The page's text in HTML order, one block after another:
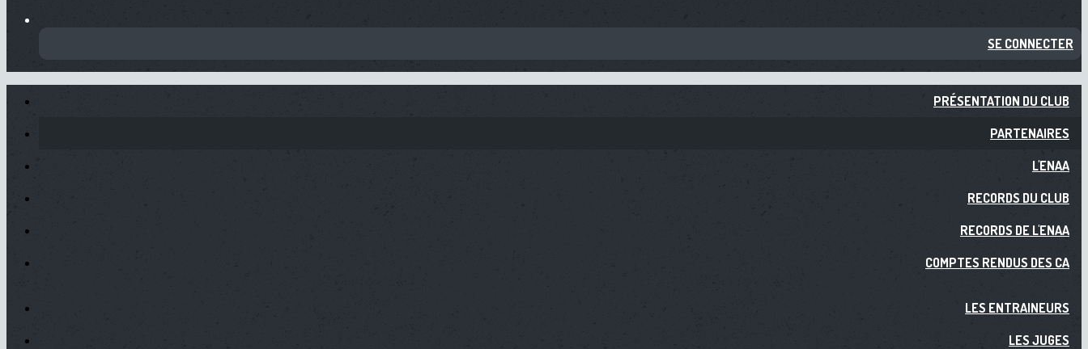
SE CONNECTER
PRÉSENTATION DU CLUB
PARTENAIRES
L'ENAA
RECORDS DU CLUB
RECORDS DE L'ENAA
COMPTES RENDUS DES CA
LES ENTRAINEURS
LES JUGES